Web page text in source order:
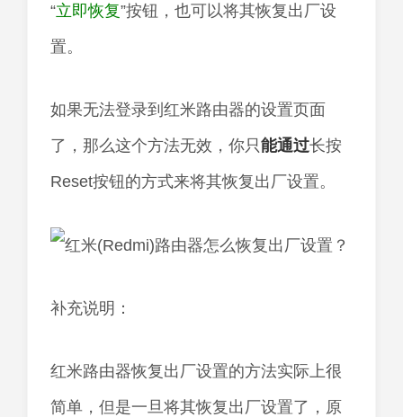
“立即恢复”按钮，也可以将其恢复出厂设
置。
如果无法登录到红米路由器的设置页面
了，那么这个方法无效，你只能通过长按
Reset按钮的方式来将其恢复出厂设置。
补充说明：
红米路由器恢复出厂设置的方法实际上很
简单，但是一旦将其恢复出厂设置了，原